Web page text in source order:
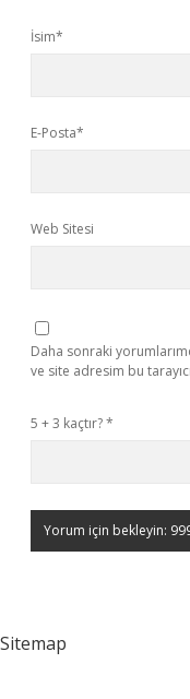
İsim*
E-Posta*
Web Sitesi
Daha sonraki
ve site adresim bu
5 + 3 kaçtır?*
Sitemap